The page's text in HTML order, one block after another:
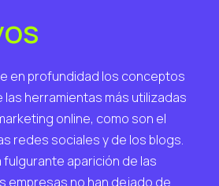
en profundidad los conceptos
las herramientas más utilizadas
online, como son el
redes sociales y de los blogs.
aparición de las
empresas no han dejado de